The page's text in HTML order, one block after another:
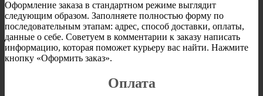
Оформление заказа в стандартном режиме выглядит
следующим образом. Заполняете полностью форму по
последовательным этапам: адрес, способ доставки, оплаты,
данные о себе. Советуем в комментарии к заказу написать
информацию, которая поможет курьеру вас найти. Нажмите
кнопку «Оформить заказ».
Оплата